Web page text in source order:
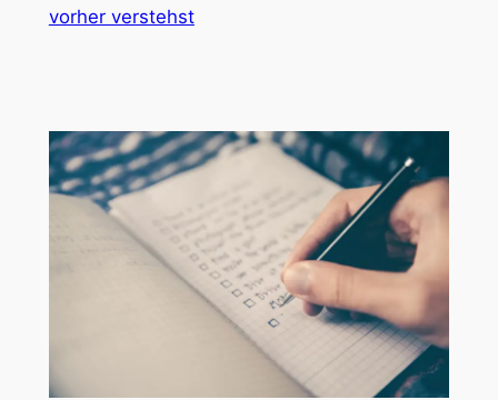
vorher verstehst